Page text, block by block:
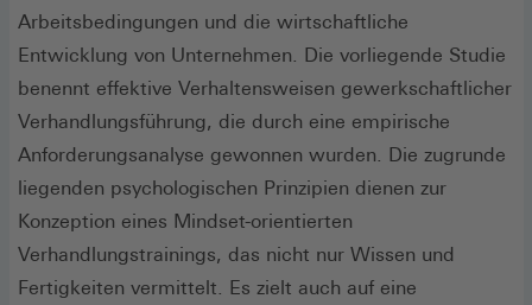
Arbeitsbedingungen und die wirtschaftliche
Entwicklung von Unternehmen. Die vorliegende Studie
benennt effektive Verhaltensweisen gewerkschaftlicher
Verhandlungsführung, die durch eine empirische
Anforderungsanalyse gewonnen wurden. Die zugrunde
liegenden psychologischen Prinzipien dienen zur
Konzeption eines Mindset-orientierten
Verhandlungstrainings, das nicht nur Wissen und
Fertigkeiten vermittelt. Es zielt auch auf eine